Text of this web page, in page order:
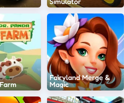
Fairyland Merge &
Magic